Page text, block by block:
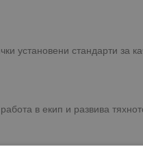
установени стандарти за
в екип и развива